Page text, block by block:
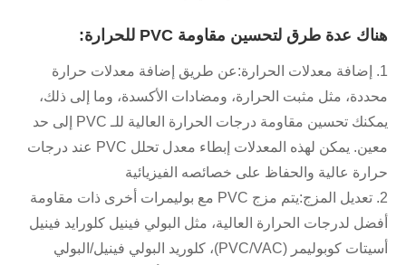
هناك عدة طرق لتحسين مقاومة PVC للحرارة:
1. إضافة معدلات الحرارة:
عن طريق إضافة معدلات حرارة
محددة، مثل مثبت الحرارة، ومضادات الأكسدة، وما إلى ذلك،
يمكنك تحسين مقاومة درجات الحرارة العالية للـ PVC إلى حد
معين. يمكن لهذه المعدلات إبطاء معدل تحلل PVC عند درجات
حرارة عالية والحفاظ على خصائصه الفيزيائية
2. تعديل المزج:
يتم مزج PVC مع بوليمرات أخرى ذات مقاومة
أفضل لدرجات الحرارة العالية، مثل البولي فينيل كلورايد فينيل
أسيتات كوبوليمر (PVC/VAC)، كلوريد البولي فينيل/البولي